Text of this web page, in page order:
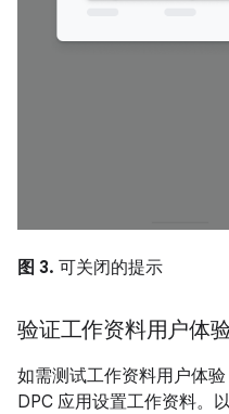
图 3. 可关闭的提示
验证工作资料用户体
如需测试工作资料用户体
DPC 应用设置工作资料。